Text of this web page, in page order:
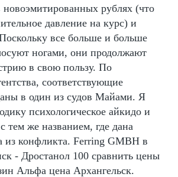
новоэмитированных рублях (что
давление на курс) и
все больше и больше
ногами, они продолжают
в свою пользу. По
соответствующие
в один из судов Майами. Я
психологическое айкидо и
тем же названием, где дана
из конфликта. Ferring GMBH в
- Дростанол 100 сравнить цены
Альфа цена Архангельск.